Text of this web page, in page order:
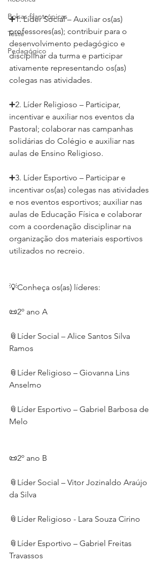
Bolsas filantrópicas
Teste
Pedagógico
➕1. Líder Social – Auxiliar os(as)
professores(as); contribuir para o
desenvolvimento pedagógico e
disciplinar da turma e participar
ativamente representando os(as)
colegas nas atividades.
➕2. Líder Religioso – Participar,
incentivar e auxiliar nos eventos da
Pastoral; colaborar nas campanhas
solidárias do Colégio e auxiliar nas
aulas de Ensino Religioso.
➕3. Líder Esportivo – Participar e
incentivar os(as) colegas nas atividades
e nos eventos esportivos; auxiliar nas
aulas de Educação Física e colaborar
com a coordenação disciplinar na
organização dos materiais esportivos
utilizados no recreio.
💡Conheça os(as) líderes:
📜2º ano A
📎Líder Social – Alice Santos Silva
Ramos
📎Líder Religioso – Giovanna Lins
Anselmo
📎Líder Esportivo – Gabriel Barbosa de
Melo
📜2º ano B
📎Líder Social – Vitor Jozinaldo Araújo
da Silva
📎Líder Religioso - Lara Souza Cirino
📎Líder Esportivo – Gabriel Freitas
Travassos